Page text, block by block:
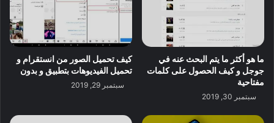
ما هو أكثر ما يتم البحث عنه في
جوجل و كيف الحصول على كلمات
مفتاحية
سبتمبر 30, 2019
كيف تحميل الصور من انستقرام و
تحميل الفيديوهات بتطبيق و بدون
سبتمبر 29, 2019